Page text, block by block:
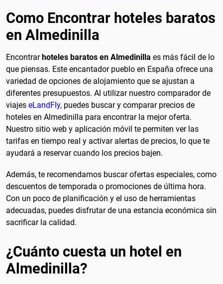
Como Encontrar hoteles baratos
en Almedinilla
Encontrar hoteles baratos en Almedinilla es más fácil de lo
que piensas. Este encantador pueblo en España ofrece una
variedad de opciones de alojamiento que se ajustan a
diferentes presupuestos. Al utilizar nuestro comparador de
viajes eLandFly, puedes buscar y comparar precios de
hoteles en Almedinilla para encontrar la mejor oferta.
Nuestro sitio web y aplicación móvil te permiten ver las
tarifas en tiempo real y activar alertas de precios, lo que te
ayudará a reservar cuando los precios bajen.
Además, te recomendamos buscar ofertas especiales, como
descuentos de temporada o promociones de última hora.
Con un poco de planificación y el uso de herramientas
adecuadas, puedes disfrutar de una estancia económica sin
sacrificar la calidad.
¿Cuánto cuesta un hotel en
Almedinilla?